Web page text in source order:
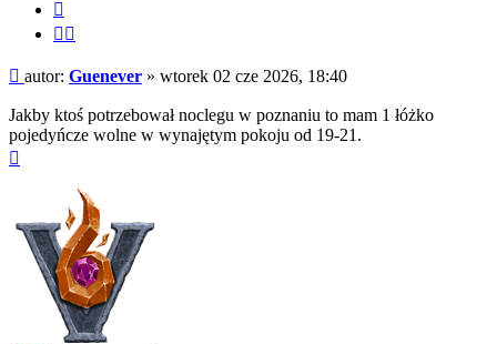
Post
autor: Guenever » wtorek 02 cze 2026, 18:40
Jakby ktoś potrzebował noclegu w poznaniu to mam 1 łóżko
pojedyńcze wolne w wynajętym pokoju od 19-21.